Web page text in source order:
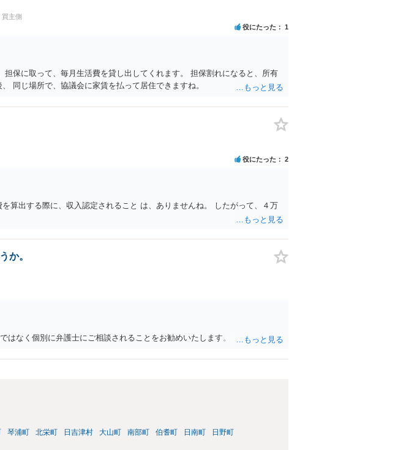
買主側
役にたった 1
保に取って、毎月生活費を貸し出してくれます。 担保割れになると、所有
同じ場所で、協議会に家賃を払って居住できますね。
役にたった 2
算出する際に、収入認定されること は、ありませんね。 したがって、４万
か。
なく個別に弁護士にご相談されることをお勧めいたします。
琴浦町 北栄町 日吉津村 大山町 南部町 伯耆町 日南町
日野町